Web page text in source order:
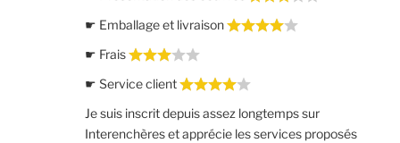
☛ Emballage et livraison
☛ Frais
☛ Service client
Je suis inscrit depuis assez longtemps sur
Interenchères et apprécie les services proposés